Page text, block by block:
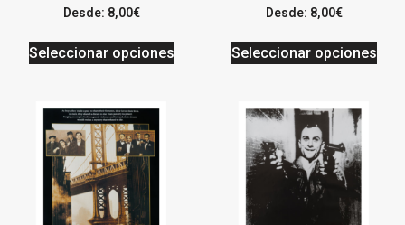
Desde: 8,00€
Seleccionar opciones
Desde: 8,00€
Seleccionar opciones